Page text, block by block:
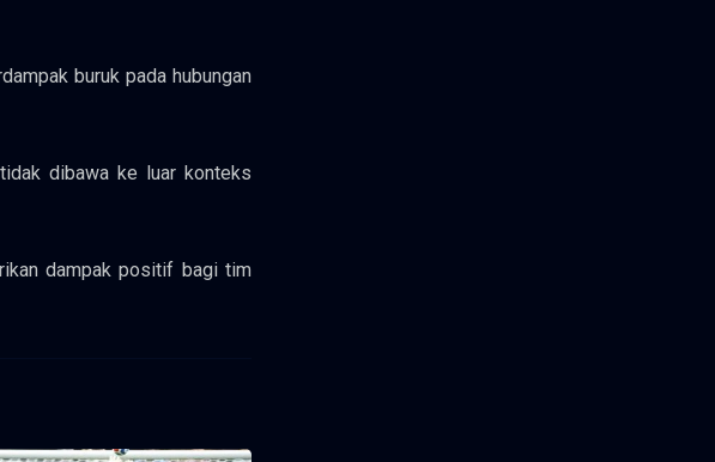
buruk pada hubungan
dibawa ke luar konteks
dampak positif bagi tim